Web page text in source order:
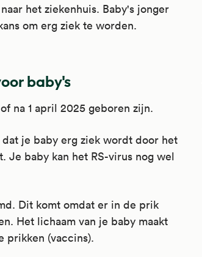
het ziekenhuis. Baby's jonger
om erg ziek te worden.
baby's
na 1 april 2025 geboren zijn.
je baby erg ziek wordt door het
Je baby kan het RS-virus nog wel
Dit komt omdat er in de prik
Het lichaam van je baby maakt
prikken (vaccins).